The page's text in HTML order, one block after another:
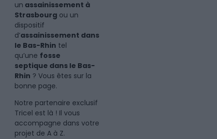
un assainissement à
Strasbourg ou un
dispositif
d’assainissement dans
le Bas-Rhin tel
qu’une fosse
septique dans le Bas-
Rhin ? Vous êtes sur la
bonne page.
Notre partenaire exclusif
Tricel est là ! Il vous
accompagne dans votre
projet de A à Z.